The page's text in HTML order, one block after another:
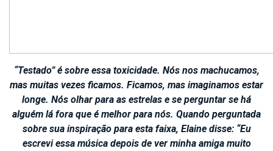
“Testado” é sobre essa toxicidade. Nós nos machucamos,
mas muitas vezes ficamos. Ficamos, mas imaginamos estar
longe. Nós olhar para as estrelas e se perguntar se há
alguém lá fora que é melhor para nós. Quando perguntada
sobre sua inspiração para esta faixa, Elaine disse: “Eu
escrevi essa música depois de ver minha amiga muito